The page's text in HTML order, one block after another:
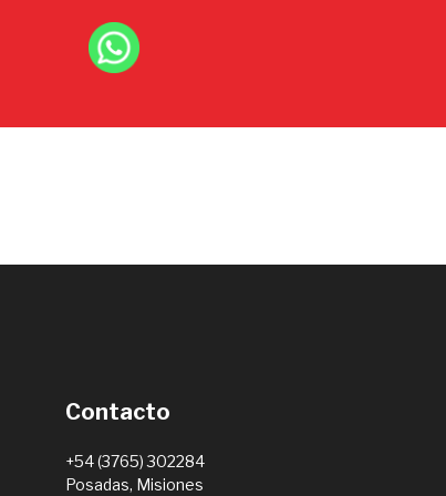
Contacto
+54 (3765) 302284
Posadas, Misiones